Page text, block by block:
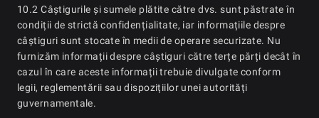
10.2 Câștigurile și sumele plătite către dvs. sunt păstrate în
condiții de strictă confidențialitate, iar informațiile despre
câștiguri sunt stocate în medii de operare securizate. Nu
furnizăm informații despre câștiguri către terțe părți decât în
cazul în care aceste informații trebuie divulgate conform
legii, reglementării sau dispozițiilor unei autorități
guvernamentale.